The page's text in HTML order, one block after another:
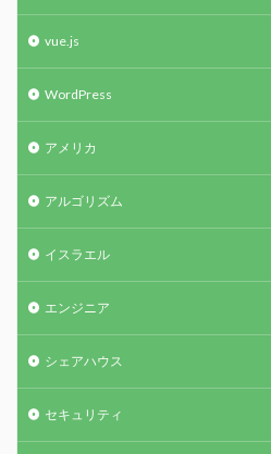
vue.js
WordPress
アメリカ
アルゴリズム
イスラエル
エンジニア
シェアハウス
セキュリティ